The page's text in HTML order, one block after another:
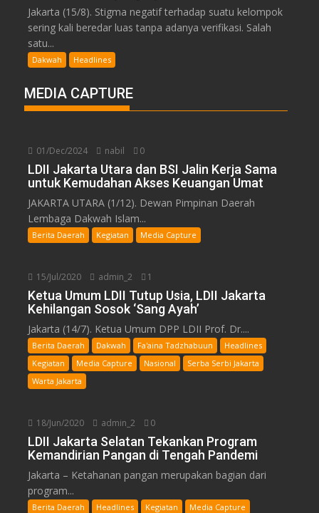
Jakarta (15/8). Stigma negatif terhadap suatu kelompok
sering kali beredar luas tanpa adanya verifikasi. Salah
satu...
Dakwah Headlines
MEDIA CAPTURE
01/Dec/2024 nabil 0
LDII Jakarta Utara dan BSI Jalin Kerja Sama
untuk Kemudahan Akses Keuangan Umat
JAKARTA UTARA (1/12). Dewan Pimpinan Daerah
Lembaga Dakwah Islam...
Berita Daerah Kegiatan Media Capture
15/Jul/2020 admin_2 1
Ketua Umum LDII Tutup Usia, LDII Jakarta
Kehilangan Sosok ‘Sang Ayah’
Jakarta (14/7). Ketua Umum DPP LDII Prof. Dr....
Berita Daerah Dakwah Fa'aina Tadzhabuun
Headlines
Kegiatan
Media Capture Nasional
Serba Serbi Jakarta
Warta Jakarta
18/Jun/2020 admin_2 0
LDII Jakarta Selatan Tekankan Program
Kemandirian Pangan di Tengah Pandemi
Jakarta – Ketahanan pangan merupakan bagian dari
program...
Berita Daerah Headlines Kegiatan
Media Capture